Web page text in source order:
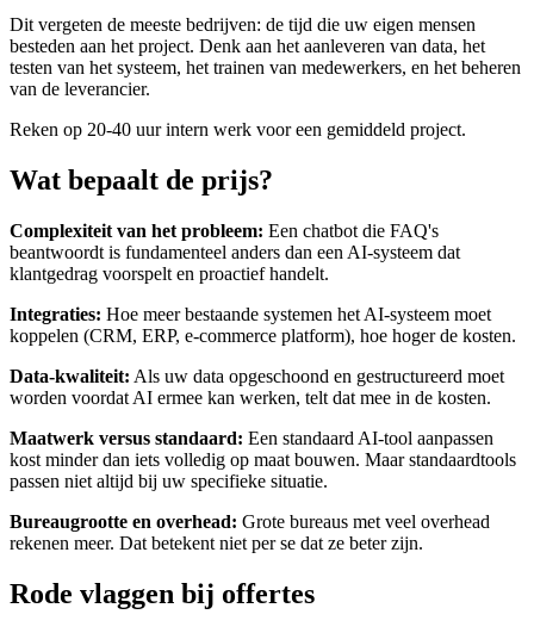
Dit vergeten de meeste bedrijven: de tijd die uw eigen mensen
besteden aan het project. Denk aan het aanleveren van data, het
testen van het systeem, het trainen van medewerkers, en het beheren
van de leverancier.
Reken op 20-40 uur intern werk voor een gemiddeld project.
Wat bepaalt de prijs?
Complexiteit van het probleem: Een chatbot die FAQ's
beantwoordt is fundamenteel anders dan een AI-systeem dat
klantgedrag voorspelt en proactief handelt.
Integraties: Hoe meer bestaande systemen het AI-systeem moet
koppelen (CRM, ERP, e-commerce platform), hoe hoger de kosten.
Data-kwaliteit: Als uw data opgeschoond en gestructureerd moet
worden voordat AI ermee kan werken, telt dat mee in de kosten.
Maatwerk versus standaard: Een standaard AI-tool aanpassen
kost minder dan iets volledig op maat bouwen. Maar standaardtools
passen niet altijd bij uw specifieke situatie.
Bureaugrootte en overhead: Grote bureaus met veel overhead
rekenen meer. Dat betekent niet per se dat ze beter zijn.
Rode vlaggen bij offertes